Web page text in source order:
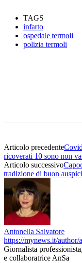
TAGS
infarto
ospedale termoli
polizia termoli
Articolo precedente
ricoverati 10 sono non
Articolo successivo
tradizione di buon
Antonella Salvatore
https://mynews.it/author/
Giornalista
e collaboratrice AnSa